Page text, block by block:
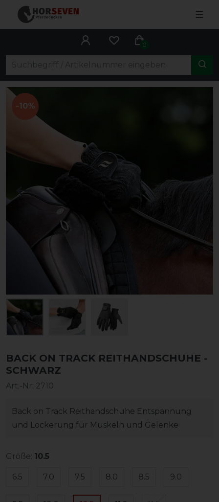
☰
0
-10%
BACK ON TRACK REITHANDSCHUHE -
SCHWARZ
Art.-Nr: 2710
Back on Track Reithandschuhe Entspannung
und Lockerung für Muskeln und Gelenke
Größe: 10.5
6.5 7.0 7.5 8.0 8.5 9.0